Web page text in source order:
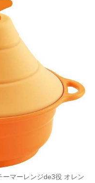
ーマーレンジde3役 オレン